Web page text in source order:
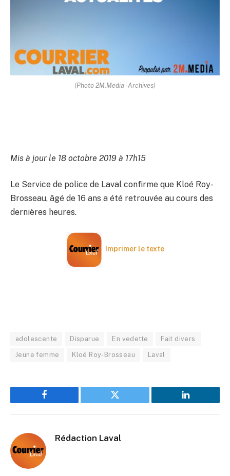
(Photo 2M.Media -Archives)
Mis à jour le 18 octobre 2019 à 17h15
Le Service de police de Laval confirme que Kloé Roy-
Brosseau, âgé de 16 ans a été retrouvée au cours des
dernières heures.
Imprimer le texte
adolescente Disparue En vedette Fait divers
Jeune femme Kloé Roy-Brosseau Laval
Facebook Twitter LinkedIn
Rédaction Laval